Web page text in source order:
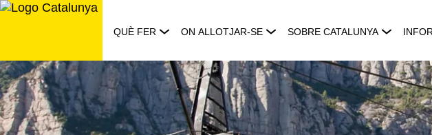
Saltar
QUÈ FER ON ALLOTJAR-SE SOBRE CATALUNYA